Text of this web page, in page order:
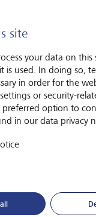
sul
sicurezza degli
su LGT
site
your data on this
is used. In doing so,
in order for the
or security-
preferred option to
in our data privacy